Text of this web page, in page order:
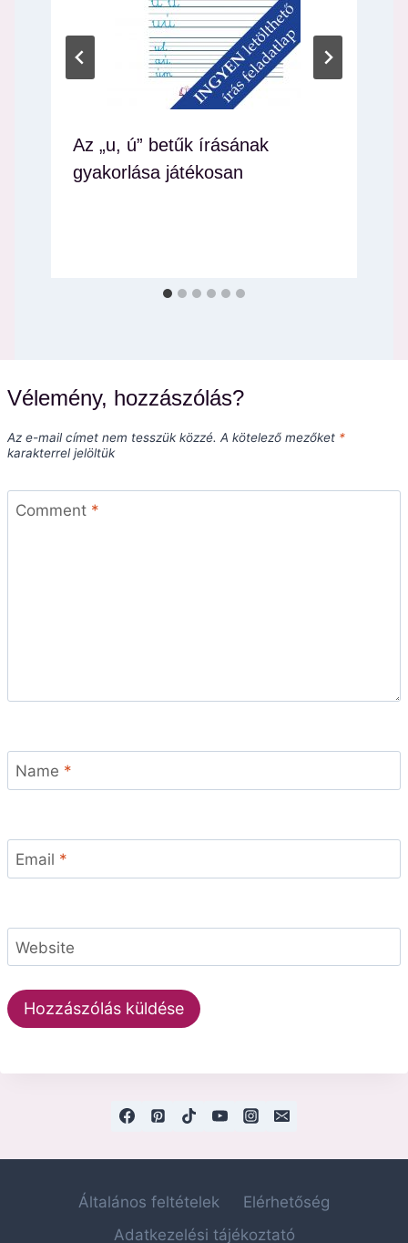
Az „u, ú” betűk írásának
gyakorlása játékosan
Vélemény, hozzászólás?
Az e-mail címet nem tesszük közzé. A kötelező mezőket *
karakterrel jelöltük
Comment *
Name *
Email *
Website
Általános feltételek
Elérhetőség
Adatkezelési tájékoztató